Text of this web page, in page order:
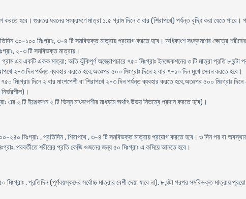
করতে হবে। গুরুতর ধরনের সংক্রমণে মাত্রা ১.৫ গ্রাম দিনে ৩ বার (শিরাপথে) পর্যন্ত বৃদ্ধি করা যেতে
৩০-১০০ মিঃগ্রাঃ, ৩-৪ টি সমবিভক্ত মাত্রায় প্রয়োগ করতে হবে। অধিকাংশ সংক্রমণের ক্ষেত্রে
২-৩ টি সমবিভক্ত মাত্রায়।
এর একটি একক মাত্রা; অতি ঝুঁকিপূর্ণ অস্ত্রোপচারে ৭৫০ মিঃগ্রাঃ ইনজেকশনের ৩ টি মাত্রা প্রতি ৮ ঘন্টা
২-৩ দিন পর্যন্ত ব্যবহার করতে হবে,অতঃপর ৫০০ মিঃগ্রাঃ দিনে ২ বার ৭-১০ দিন মুখে সেবন করতে হবে।
৭৫০ মিঃগ্রাঃ দিনে ২ বার মাংশপেশী বা শিরাপথে ২-৩ দিন পর্যন্ত ব্যবহার করতে হবে,অতঃপর ৫০০
এর ২ টি ইঞ্জেকশন ২ টি ভিন্ন মাংসপেশীর মাধ্যমে অর্থাৎ উভয় নিতম্বে প্রদান করতে হবে)।
২৪০ মিঃগ্রাঃ , প্রতিদিন , শিরাপথে , ৩-৪ টি সমবিভক্ত মাত্রায় প্রয়োগ করতে হবে। ৩ দিন পর বা
পরবর্তীতে শরীরের প্রতি কেজি ওজনের জন্য ৫০ মিঃগ্রাঃ এ কমিয়ে আনতে হবে।
, প্রতিদিন (পূর্ণবয়স্কদের সর্বোচ্চ মাত্রার বেশী দেয়া যাবে না), ৮ ঘন্টা পরপর সমবিভক্ত মাত্রায়